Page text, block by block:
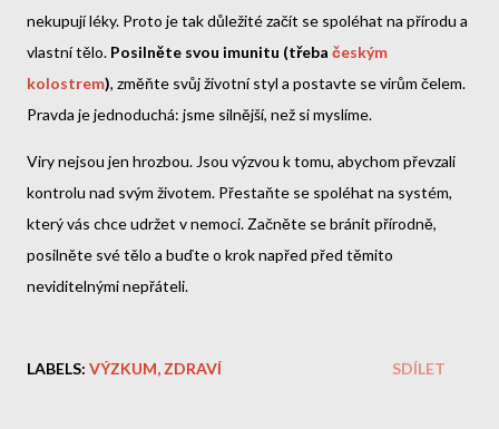
nekupují léky. Proto je tak důležité začít se spoléhat na přírodu a
vlastní tělo. Posilněte svou imunitu (třeba českým
kolostrem), změňte svůj životní styl a postavte se virům čelem.
Pravda je jednoduchá: jsme silnější, než si myslíme.
Viry nejsou jen hrozbou. Jsou výzvou k tomu, abychom převzali
kontrolu nad svým životem. Přestaňte se spoléhat na systém,
který vás chce udržet v nemoci. Začněte se bránit přírodně,
posilněte své tělo a buďte o krok napřed před těmito
neviditelnými nepřáteli.
LABELS: VÝZKUM ZDRAVÍ SDÍLET